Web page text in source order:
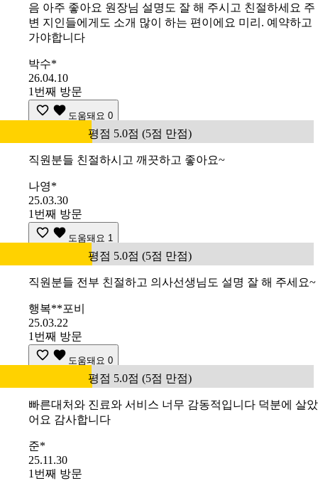
음 아주 좋아요 원장님 설명도 잘 해 주시고 친절하세요 주
변 지인들에게도 소개 많이 하는 편이에요 미리. 예약하고
가야합니다
박수*
26.04.10
1번째 방문
도움돼요 0
평점 5.0점 (5점 만점)
직원분들 친절하시고 깨끗하고 좋아요~
나영*
25.03.30
1번째 방문
도움돼요 1
평점 5.0점 (5점 만점)
직원분들 전부 친절하고 의사선생님도 설명 잘 해 주세요~
행복**포비
25.03.22
1번째 방문
도움돼요 0
평점 5.0점 (5점 만점)
빠른대처와 진료와 서비스 너무 감동적입니다 덕분에 살았
어요 감사합니다
준*
25.11.30
1번째 방문